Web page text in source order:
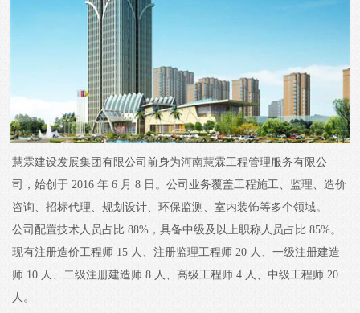
慧霖建设发展集团有限公司前身为河南慧霖工程管理服务有限公
司，始创于 2016 年 6 月 8 日。公司业务覆盖工程施工、监理、造价
咨询、招标代理、规划设计、环保监测、室内装饰等多个领域。
公司配置技术人员占比 88%，具备中级及以上职称人员占比 85%。
现有注册造价工程师 15 人、注册监理工程师 20 人、一级注册建造
师 10 人、二级注册建造师 8 人、高级工程师 4 人、中级工程师 20
人。